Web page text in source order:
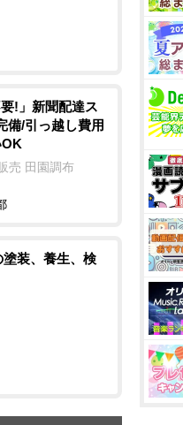
!」新聞配達ス
備/引っ越し費用
売 田園調布
装、養生、検